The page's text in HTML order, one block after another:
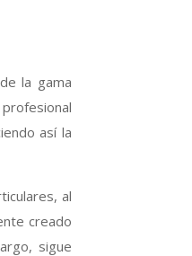
la gama
así la
al
creado
sigue